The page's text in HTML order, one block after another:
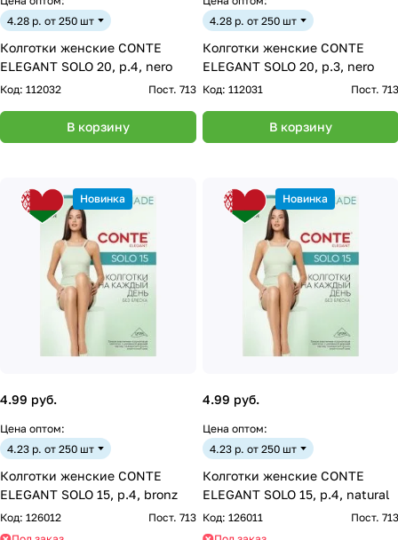
4.28 р. от 250 шт
Колготки женские CONTE
ELEGANT SOLO 20, р.4, nero
Код: 112032 Пост. 713
В корзину
4.28 р. от 250 шт
Колготки женские CONTE
ELEGANT SOLO 20, р.3, nero
Код: 112031 Пост. 713
В корзину
Новинка
4.99 руб.
Цена оптом:
4.23 р. от 250 шт
Колготки женские CONTE
ELEGANT SOLO 15, р.4, bronz
Код: 126012
Пост. 713
Новинка
4.99 руб.
Цена оптом:
4.23 р. от 250 шт
Колготки женские CONTE
ELEGANT SOLO 15, р.4, natural
Код: 126011
Пост. 713